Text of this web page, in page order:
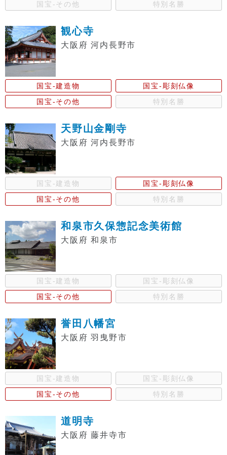
国宝-その他 特別名勝
観心寺
大阪府 河内長野市
国宝-建造物
国宝-彫刻仏像
国宝-その他
特別名勝
天野山金剛寺
大阪府 河内長野市
国宝-建造物
国宝-彫刻仏像
国宝-その他
特別名勝
和泉市久保惣記念美術館
大阪府 和泉市
国宝-建造物
国宝-彫刻仏像
国宝-その他
特別名勝
誉田八幡宮
大阪府 羽曳野市
国宝-建造物
国宝-彫刻仏像
国宝-その他
特別名勝
道明寺
大阪府 藤井寺市